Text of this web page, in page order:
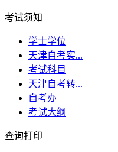
考试须知
学士学位
天津自考实...
考试科目
天津自考转...
自考办
考试大纲
查询打印